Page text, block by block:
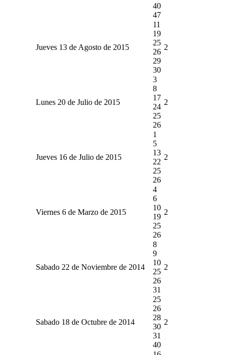
40
47
Jueves 13 de Agosto de 2015
11
19
25
26
29
30
2
Lunes 20 de Julio de 2015
3
8
17
24
25
26
2
Jueves 16 de Julio de 2015
1
5
13
22
25
26
2
Viernes 6 de Marzo de 2015
4
6
10
19
25
26
2
Sabado 22 de Noviembre de 2014
8
9
10
25
26
31
2
Sabado 18 de Octubre de 2014
25
26
28
30
31
40
2